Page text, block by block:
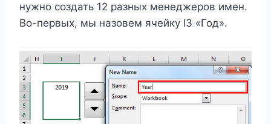
нужно создать 12 разных менеджеров имен.
Во-первых, мы назовем ячейку I3 «Год».